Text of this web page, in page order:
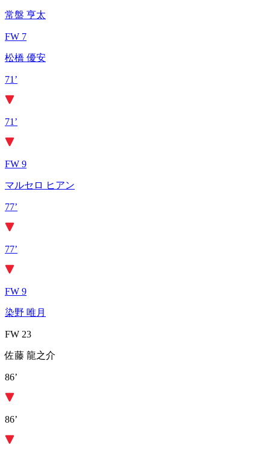
常盤 亨太
FW 7
松橋 優安
71’
71’
FW 9
マルセロ ヒアン
77’
77’
FW 9
染野 唯月
FW 23
佐藤 龍之介
86’
86’